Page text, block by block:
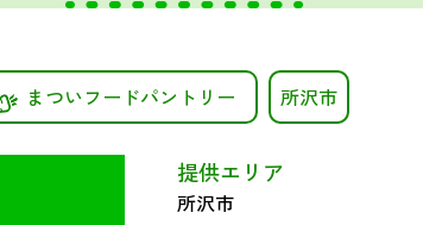
まついフードパントリー 所沢市
提供エリア
所沢市